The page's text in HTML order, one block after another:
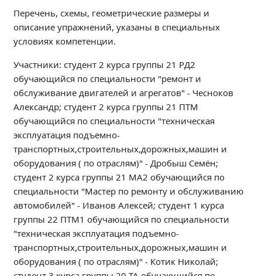
Международное сотрудничество
Организация питания в образовательной
организации
УЧЕБНАЯ РАБОТА
Расписание занятий
Заочное отделение
Локальные акты
ВОСПИТАТЕЛЬНАЯ РАБОТА
Безопасность на железной дороге
ГТО
Дополнительное образование
Информационная безопасность
Информация для детей-сирот
Памятные даты военной истории
Перечень, схемы, геометрические размеры и
описание упражнений, указаны в специальных
условиях компетенции.
Участники: студент 2 курса группы 21 РД2
обучающийся по специальности "ремонт и
обслуживание двигателей и агрегатов" - Чесноков
Александр; студент 2 курса группы 21 ПТМ
обучающийся по специальности "техническая
эксплуатация подъемно-
транспортных,строительных,дорожных,машин и
оборудования ( по отраслям)" - Дробыш Семён;
студент 2 курса группы 21 МА2 обучающийся по
специальности "Мастер по ремонту и обслуживанию
автомобилей" - Иванов Алексей; студент 1 курса
группы 22 ПТМ1 обучающийся по специальности
"техническая эксплуатация подъемно-
транспортных,строительных,дорожных,машин и
оборудования ( по отраслям)" - Котик Николай;